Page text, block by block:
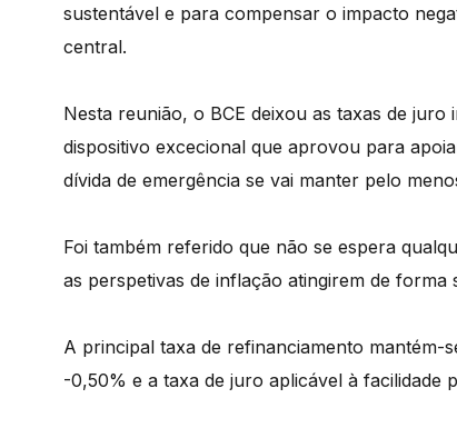
sustentável e para compensar o impacto
central.
Nesta reunião, o BCE deixou as taxas de
dispositivo excecional que aprovou para
dívida de emergência se vai manter pelo
Foi também referido que não se espera
as perspetivas de inflação atingirem de
A principal taxa de refinanciamento mantém-
-0,50% e a taxa de juro aplicável à facilidade